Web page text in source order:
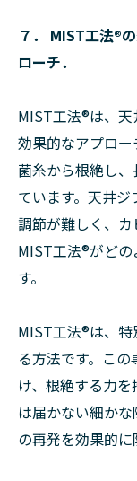
７． MIST工法®
ローチ．
MIST工法®は、
効果的なアプロ
菌糸から根絶し
ています。天井
調節が難しく、カ
MIST工法®がど
す。
MIST工法®は、
る方法です。こ
け、根絶する力
は届かない細か
の再発を効果的に